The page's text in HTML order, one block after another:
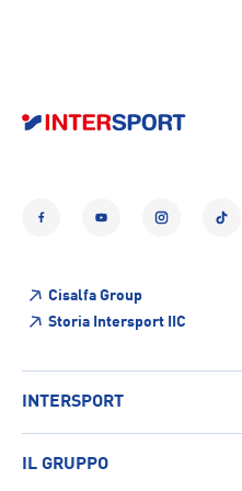
YouTubeInstagram
Cisalfa Group
Storia Intersport IIC
INTERSPORT
IL GRUPPO